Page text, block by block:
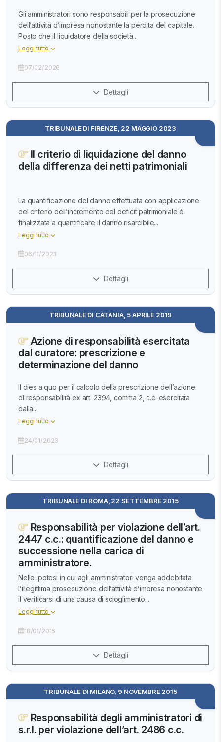
Gli amministratori sono responsabili per la prosecuzione
dell’attività d’impresa nonostante la perdita del capitale.
Posto che il liquidatore della società...
Leggi tutto
07/02/2026
Dettagli
TRIBUNALE DI FIRENZE, 22 MAGGIO 2023
Il criterio di liquidazione del danno
della differenza dei netti patrimoniali
La quantificazione del danno effettuata con applicazione
del criterio dell’incremento del deficit patrimoniale è
finalizzata a quantificare il danno risarcibile...
Leggi tutto
06/11/2023
Dettagli
TRIBUNALE DI CATANIA, 5 APRILE 2019
Azione di responsabilità esercitata
dal curatore: prescrizione e
determinazione del danno
Il dies a quo per il calcolo della prescrizione dell’azione
di responsabilità ex art. 2394, comma 2, c.c. esercitata
dalla...
Leggi tutto
24/01/2023
Dettagli
TRIBUNALE DI ROMA, 22 SETTEMBRE 2015
Responsabilità per violazione dell’art.
2447 c.c.: quantificazione del danno e
successione nella carica di
amministratore.
Nelle ipotesi in cui agli amministratori venga addebitata
l’illegittima prosecuzione dell’attività d’impresa nonostante
il verificarsi di una causa di scioglimento...
Leggi tutto
18/01/2016
Dettagli
TRIBUNALE DI MILANO, 9 NOVEMBRE 2015
Responsabilità degli amministratori di
s.r.l. per violazione dell’art. 2486 c.c.